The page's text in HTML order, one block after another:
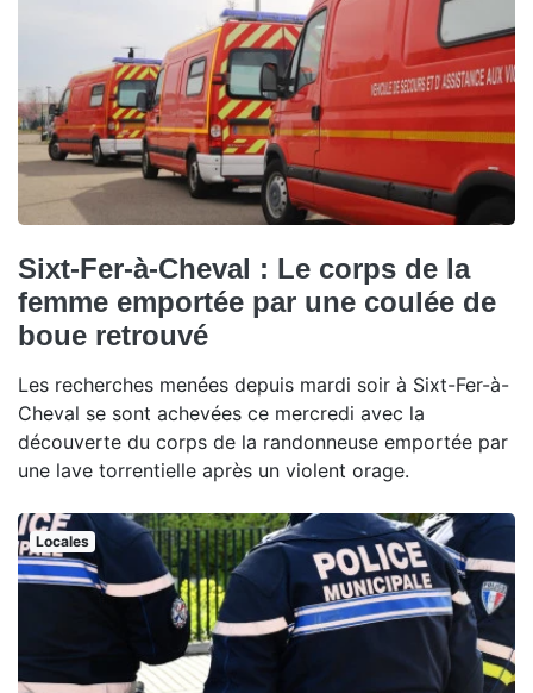
Sixt-Fer-à-Cheval : Le corps de la
femme emportée par une coulée de
boue retrouvé
Les recherches menées depuis mardi soir à Sixt-Fer-à-
Cheval se sont achevées ce mercredi avec la
découverte du corps de la randonneuse emportée par
une lave torrentielle après un violent orage.
Locales